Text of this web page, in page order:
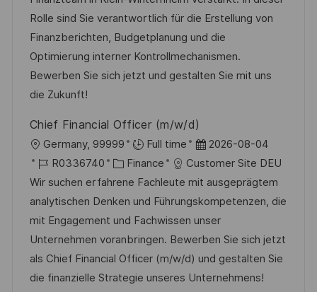
f
e
n
t
l
i
c
h
u
n
g
m
d
e
r
r
ö
f
f
e
n
t
i
-
I
D
e
g
o
r
Rolle sind Sie verantwortlich für die Erstellung von
Finanzberichten, Budgetplanung und die
Optimierung interner Kontrollmechanismen.
Bewerben Sie sich jetzt und gestalten Sie mit uns
die Zukunft!
Chief Financial Officer (m/w/d)
O
r
t
Germany, 99999 Full time
D
a
t
u
m
d
e
r
2026-08-04
J
o
b
-
I
D
R0336740
K
a
t
e
g
o
r
Finance
Customer Site DEU
Wir suchen erfahrene Fachleute mit ausgeprägtem
analytischen Denken und Führungskompetenzen, die
mit Engagement und Fachwissen unser
Unternehmen voranbringen. Bewerben Sie sich jetzt
als Chief Financial Officer (m/w/d) und gestalten Sie
die finanzielle Strategie unseres Unternehmens!